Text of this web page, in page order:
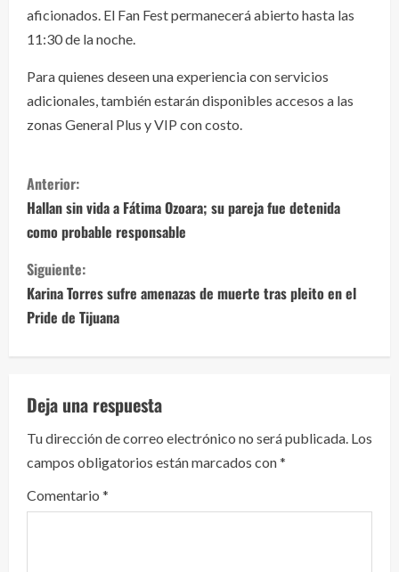
aficionados. El Fan Fest permanecerá abierto hasta las
11:30 de la noche.
Para quienes deseen una experiencia con servicios
adicionales, también estarán disponibles accesos a las
zonas General Plus y VIP con costo.
S
i
g
u
e
l
e
y
e
n
Anterior:
Hallan sin vida a Fátima Ozoara; su pareja fue detenida
como probable responsable
Siguiente:
Karina Torres sufre amenazas de muerte tras pleito en el
Pride de Tijuana
Deja una respuesta
Tu dirección de correo electrónico no será publicada. Los
campos obligatorios están marcados con*
Comentario *